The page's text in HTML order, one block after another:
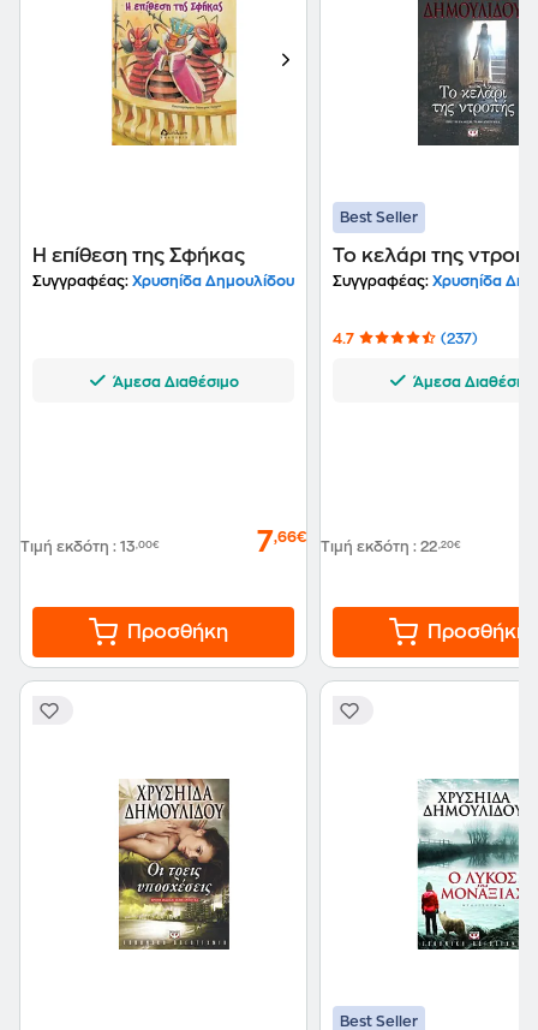
Η επίθεση της Σφήκας
Συγγραφέας: Χρυσηίδα Δημουλίδου
Άμεσα Διαθέσιμο
Τιμή εκδότη : 13,00€ 7,66€
Προσθήκη
Best Seller
Το κελάρι της
Συγγραφέας: Χρυσηίδα
4.7 (237)
Άμεσα Διαθέσιμο
Τιμή εκδότη : 22,20€
Προσθήκη
Best Seller